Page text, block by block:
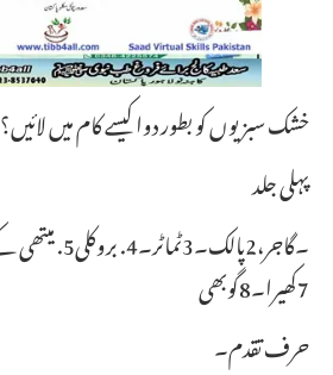
خشک سبزیوں کو بطور دوا کیسے کام میں لائیں؟
پہلی جلد
7کھیرا۔8گوبھی
حرف تقدم۔